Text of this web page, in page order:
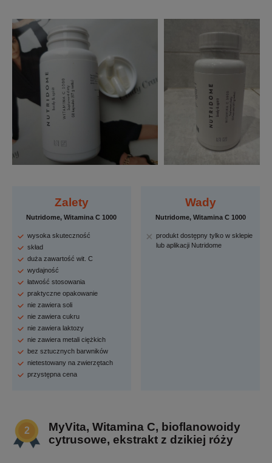
Zalety
Nutridome, Witamina C 1000
wysoka skuteczność
skład
duża zawartość wit. C
wydajność
łatwość stosowania
praktyczne opakowanie
nie zawiera soli
nie zawiera cukru
nie zawiera laktozy
nie zawiera metali ciężkich
bez sztucznych barwników
nietestowany na zwierzętach
przystępna cena
Wady
Nutridome, Witamina C 1000
produkt dostępny tylko w sklepie
lub aplikacji Nutridome
MyVita, Witamina C, bioflanowoidy
cytrusowe, ekstrakt z dzikiej róży